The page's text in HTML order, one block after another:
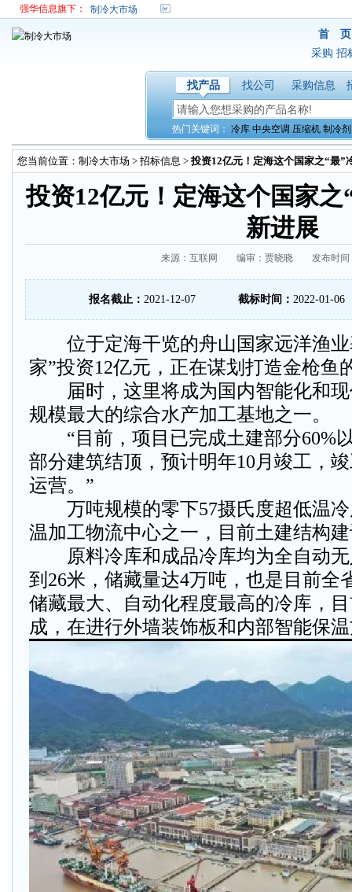
强华信息旗下： 制冷大市场
首 页
采购 招
找产品 找公司 采购信息
热门关键词： 冷库 中央空调 压缩机 制冷剂
您当前位置： 制冷大市场 > 招标信息 > 投资12亿元！定海这个国家之“最”
投资12亿元！定海这个国家
新进展
来源：互联网 编审：贾晓晓 发布时间：
报名截止： 2021-12-07 截标时间： 2022-01-06
位于定海干览的舟山国家远洋渔业
家”投资12亿元，正在谋划打造金枪鱼
届时，这里将成为国内智能化和现
规模最大的综合水产加工基地之一。
“目前，项目已完成土建部分60%
部分建筑结顶，预计明年10月竣工，
运营。”
万吨规模的零下57摄氏度超低温冷
温加工物流中心之一，目前土建结构
原料冷库和成品冷库均为全自动无
到26米，储藏量达4万吨，也是目前全
储藏最大、自动化程度最高的冷库，
成，在进行外墙装饰板和内部智能保